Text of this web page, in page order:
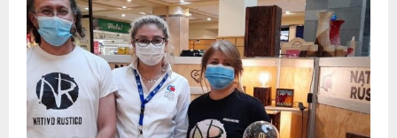
R
Y
M